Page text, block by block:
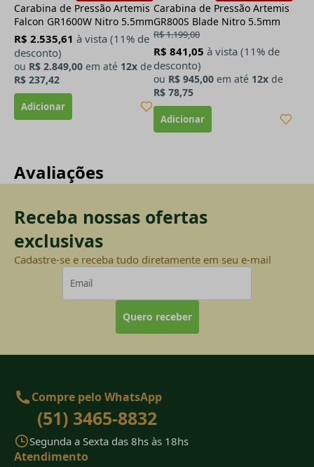
Carabina de Pressão Artemis
Falcon GR1600W Nitro 5.5mm
R$ 2.535,61 à vista (11% de
desconto)
ou R$ 2.849,00 em até 12x de
R$ 237,42
Carabina de Pressão Artemis
GR800S Blade Nitro 5.5mm
R$ 1.199,00
R$ 841,05 à vista (11% de
desconto)
ou R$ 945,00 em até 12x de
R$ 78,75
Avaliações
Receba nossas ofertas
exclusivas
Cadastre-se e receba tudo diretamente em seu e-mail
Quero receber
Compre pelo WhatsApp
(51) 3465-8832
Segunda a Sexta das 8hs às 18hs
Atendimento